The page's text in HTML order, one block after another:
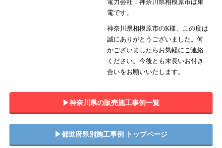
電力会社：神奈川県相模原市は東
電です。
神奈川県相模原市のK様、この度は
誠にありがとうございました。何
かございましたらお気軽にご連絡
ください。今後とも末長いお付き
合いをお願いいたします。
▶︎神奈川県の販売施工事例一覧
▶︎都道府県別施工事例 トップページ